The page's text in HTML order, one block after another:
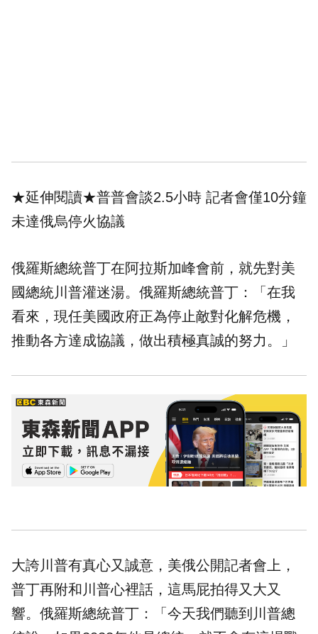
★延伸閱讀★普普會談2.5小時 記者會僅10分鐘
未達俄烏停火協議
俄羅斯總統普丁在阿拉斯加峰會前，就先對美
國總統川普灌迷湯。俄羅斯總統普丁：「在我
看來，現任美國政府正為停止敵對化解危機，
推動各方達成協議，做出積極真誠的努力。」
大誇川普有真心又誠意，美俄公開記者會上，
普丁再附和川普心裡話，這馬屁拍得又大又
響。俄羅斯總統普丁：「今天我們聽到川普總